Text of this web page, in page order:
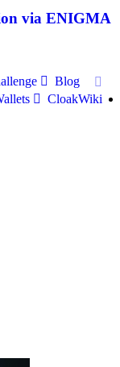
via ENIGMA
Blog
CloakWiki